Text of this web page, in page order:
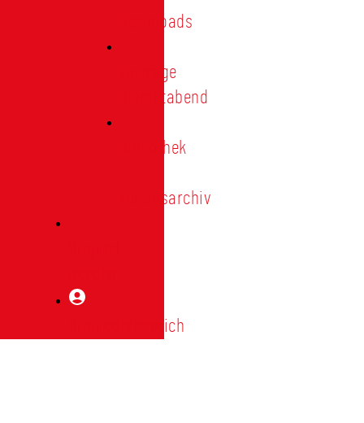
Downloads
Vorträge
Heimatabend
Bibliothek
Vereinsarchiv
Mitgliederbereich